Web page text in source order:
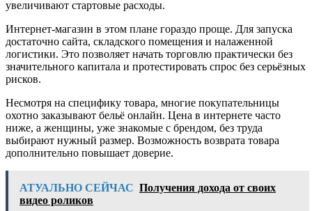
увеличивают стартовые расходы.
Интернет-магазин в этом плане гораздо проще. Для запуска
достаточно сайта, складского помещения и налаженной
логистики. Это позволяет начать торговлю практически без
значительного капитала и протестировать спрос без серьёзных
рисков.
Несмотря на специфику товара, многие покупательницы
охотно заказывают бельё онлайн. Цена в интернете часто
ниже, а женщины, уже знакомые с брендом, без труда
выбирают нужный размер. Возможность возврата товара
дополнительно повышает доверие.
АТУАЛЬНО СЕЙЧАС Получения дохода от своих
видео роликов